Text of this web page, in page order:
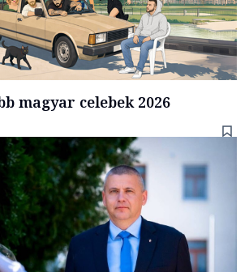
magyar celebek 2026